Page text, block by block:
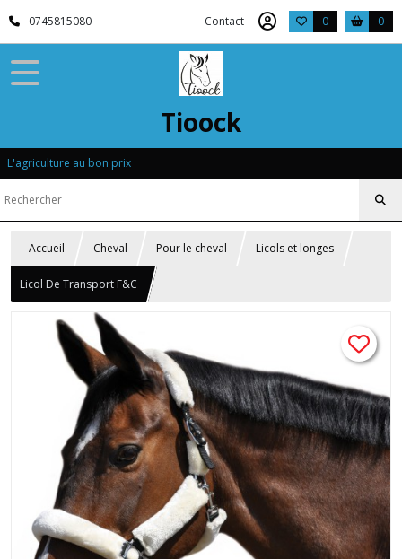
0745815080 Contact 0 0
Tioock
L'agriculture au bon prix
Accueil Cheval Pour le cheval Licols et longes
Licol De Transport F&C